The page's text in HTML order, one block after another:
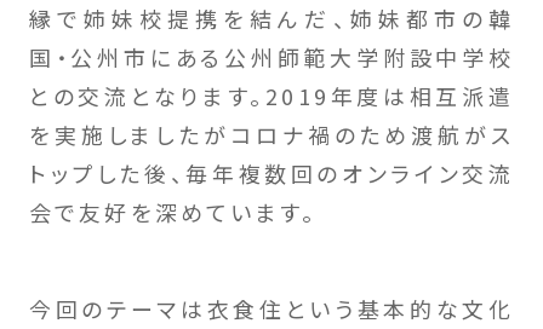
縁で姉妹校提携を結んだ、姉妹都市の韓
国・公州市にある公州師範大学附設中学校
との交流となります。2019年度は相互派遣
を実施しましたがコロナ禍のため渡航がス
トップした後、毎年複数回のオンライン交流
会で友好を深めています。
今回のテーマは衣食住という基本的な文化